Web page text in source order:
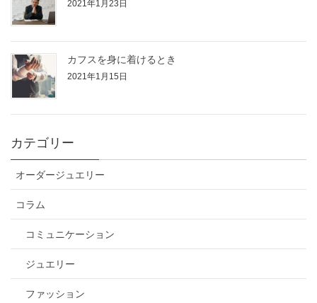
2021年1月23日
カフスを身に着けるとき
2021年1月15日
カテゴリー
オーダージュエリー
コラム
コミュニケーション
ジュエリー
ファッション